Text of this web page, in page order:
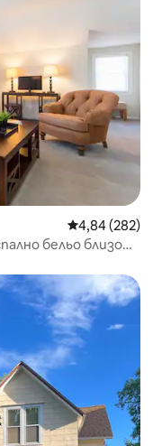
Средна
4,84 (282)
бельо близо